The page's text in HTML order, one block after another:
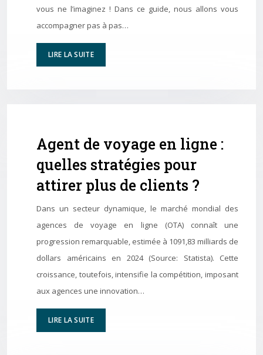
vous ne l’imaginez ! Dans ce guide, nous allons vous
accompagner pas à pas…
LIRE LA SUITE
Agent de voyage en ligne :
quelles stratégies pour
attirer plus de clients ?
Dans un secteur dynamique, le marché mondial des
agences de voyage en ligne (OTA) connaît une
progression remarquable, estimée à 1091,83 milliards de
dollars américains en 2024 (Source: Statista). Cette
croissance, toutefois, intensifie la compétition, imposant
aux agences une innovation…
LIRE LA SUITE